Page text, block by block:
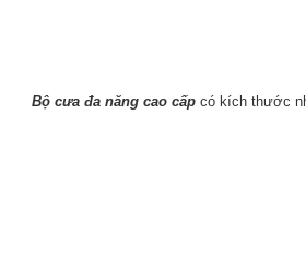
Bộ cưa đa năng cao cấpcó kích thước